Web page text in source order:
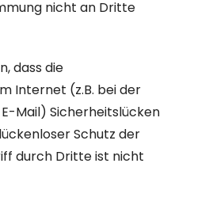
nicht an Dritte
dass die
Internet (z.B. bei der
Mail) Sicherheitslücken
Schutz der
durch Dritte ist nicht